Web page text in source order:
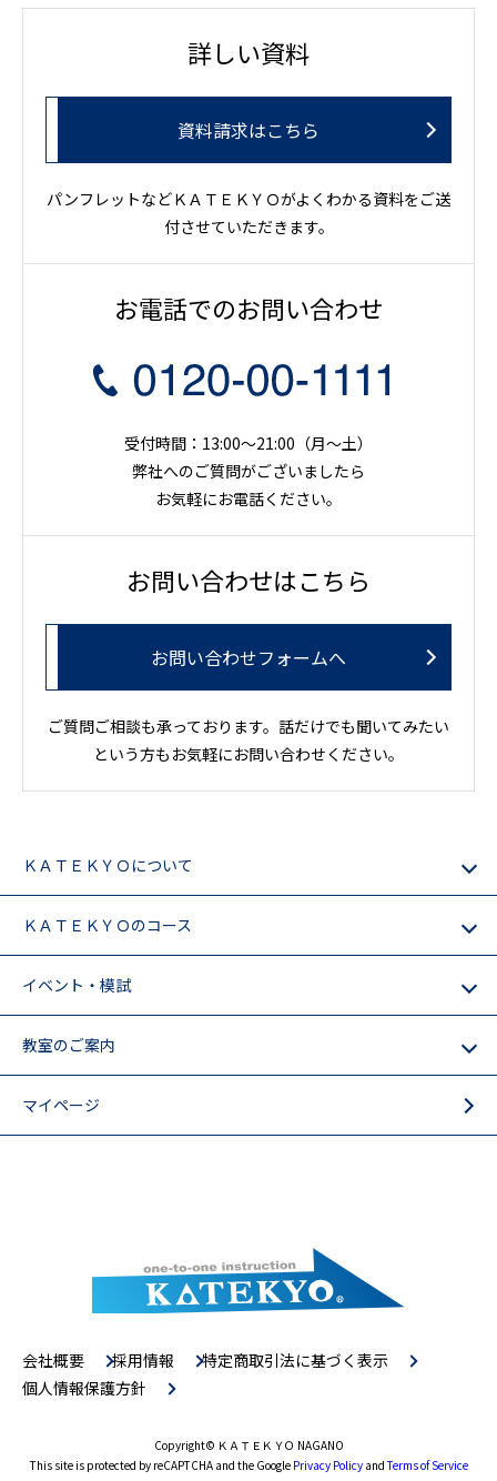
詳しい資料
資料請求はこちら
パンフレットなどＫＡＴＥＫＹＯがよくわかる資料をご送
付させていただきます。
お電話でのお問い合わせ
受付時間：13:00～21:00（月〜土）
弊社へのご質問がございましたら
お気軽にお電話ください。
お問い合わせはこちら
お問い合わせフォームへ
ご質問ご相談も承っております。話だけでも聞いてみたい
という方もお気軽にお問い合わせください。
ＫＡＴＥＫＹＯについて
ＫＡＴＥＫＹＯのコース
イベント・模試
教室のご案内
マイページ
会社概要 採用情報
特定商取引法に基づく表示
個人情報保護方針
Copyright© ＫＡＴＥＫＹＯ NAGANO
This site is protected by reCAPTCHA and the Google Privacy PolicyandTerms of Service